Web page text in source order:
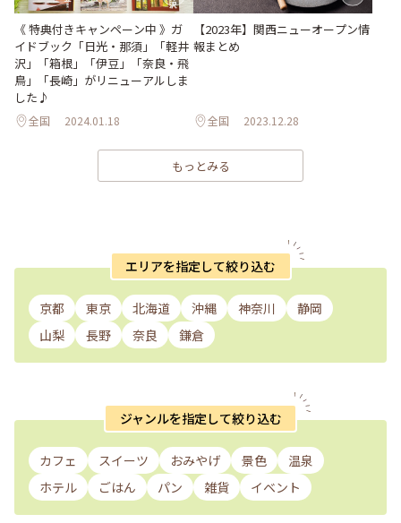
《 特典付きキャンペーン中 》ガ
イドブック「日光・那須」「軽井
沢」「箱根」「伊豆」「奈良・飛
鳥」「長崎」がリニューアルしま
した♪
全国 2024.01.18
【2023年】関西ニューオープン情
報まとめ
全国 2023.12.28
もっとみる
エリアを指定して絞り込む
京都 東京 北海道 沖縄 神奈川
静岡
山梨
長野 奈良 鎌倉
ジャンルを指定して絞り込む
カフェ スイーツ おみやげ 景色
温泉
ホテル
ごはん パン 雑貨 イベント